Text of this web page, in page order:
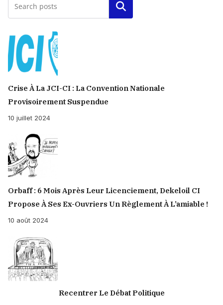
Rechercher
Crise À La JCI-CI : La Convention Nationale
Provisoirement Suspendue
10 juillet 2024
Orbaff : 6 Mois Après Leur Licenciement, Dekeloil CI
Propose À Ses Ex-Ouvriers Un Règlement À L’amiable !
10 août 2024
Recentrer Le Débat Politique